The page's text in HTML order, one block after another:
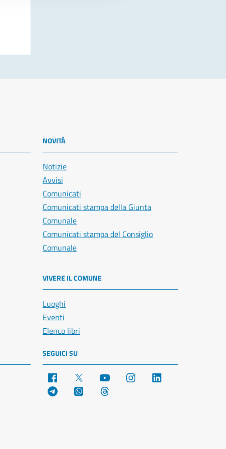
NOVITÀ
Notizie
Avvisi
Comunicati
Comunicati stampa della Giunta
Comunale
Comunicati stampa del Consiglio
Comunale
VIVERE IL COMUNE
Luoghi
Eventi
Elenco libri
SEGUICI SU
Facebook YouTube Instagram
Telegram WhatsApp